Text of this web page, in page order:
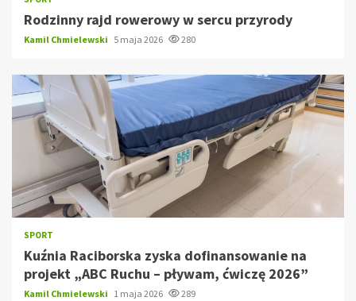
Rodzinny rajd rowerowy w sercu przyrody
Kamil Chmielewski 5 maja 2026 280
SPORT
Kuźnia Raciborska zyska dofinansowanie na
projekt „ABC Ruchu – pływam, ćwiczę 2026”
Kamil Chmielewski 1 maja 2026 289